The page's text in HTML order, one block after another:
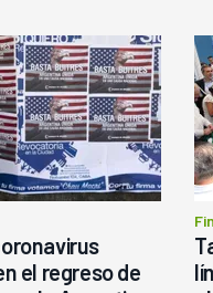
el regreso de